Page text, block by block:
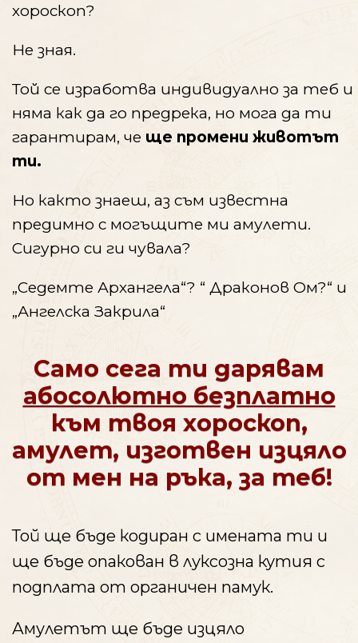
хороскоп?
Не зная.
Той се изработва индивидуално за теб и
няма как да го предрека, но мога да ти
гарантирам, че ще промени животът
ти.
Но както знаеш, аз съм известна
предимно с могъщите ми амулети.
Сигурно си ги чувала?
„Седемте Архангела“? “ Драконов Ом?“ и
„Ангелска Закрила“
Само сега ти дарявам
абосолютно безплатно
към твоя хороскоп,
амулет, изготвен изцяло
от мен на ръка, за теб!
Той ще бъде кодиран с имената ти и
ще бъде опакован в луксозна кутия с
подплата от органичен памук.
Амулетът ще бъде изцяло